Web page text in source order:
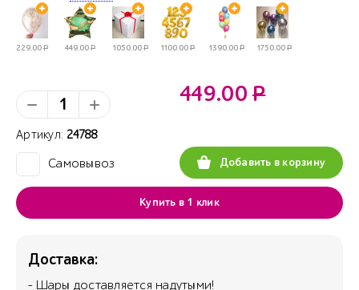
229.00Р 449.00Р 1050.00Р 1100.00Р 1390.00Р 1750.00Р
Артикул: 24788
Самовывоз
449.00 Р
Добавить в корзину
Купить в 1 клик
Доставка:
- Шары доставляется надутыми!